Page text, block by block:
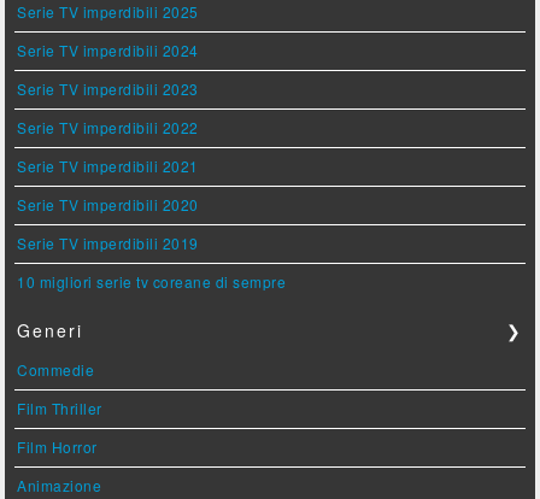
Serie TV imperdibili 2025
Serie TV imperdibili 2024
Serie TV imperdibili 2023
Serie TV imperdibili 2022
Serie TV imperdibili 2021
Serie TV imperdibili 2020
Serie TV imperdibili 2019
10 migliori serie tv coreane di sempre
Generi ❯
Commedie
Film Thriller
Film Horror
Animazione